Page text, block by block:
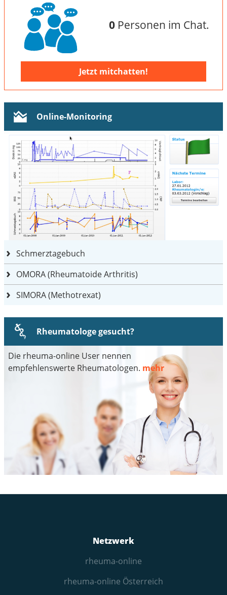
0Personen im Chat.
Jetzt mitchatten!
Online-Monitoring
Schmerztagebuch
OMORA (Rheumatoide Arthritis)
SIMORA (Methotrexat)
Rheumatologe gesucht?
Die rheuma-online User nennen
empfehlenswerte Rheumatologen. mehr
Netzwerk
rheuma-online
rheuma-online Österreich